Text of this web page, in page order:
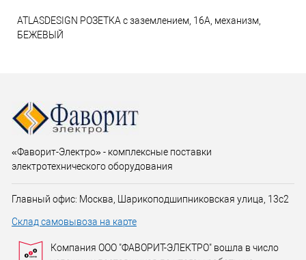
ATLASDESIGN РОЗЕТКА с заземлением, 16А, механизм,
БЕЖЕВЫЙ
«Фаворит-Электро» - комплексные поставки
электротехнического оборудования
Главный офис: Москва, Шарикоподшипниковская улица, 13с2
Склад самовывоза на карте
Компания ООО "ФАВОРИТ-ЭЛЕКТРО" вошла в число